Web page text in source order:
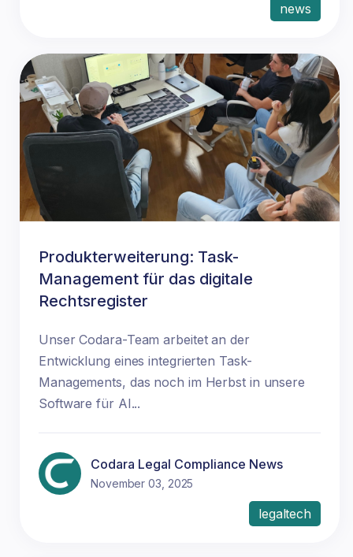
news
Produkterweiterung: Task-
Management für das digitale
Rechtsregister
Unser Codara-Team arbeitet an der
Entwicklung eines integrierten Task-
Managements, das noch im Herbst in unsere
Software für AI...
Codara Legal Compliance News
November 03, 2025
legaltech